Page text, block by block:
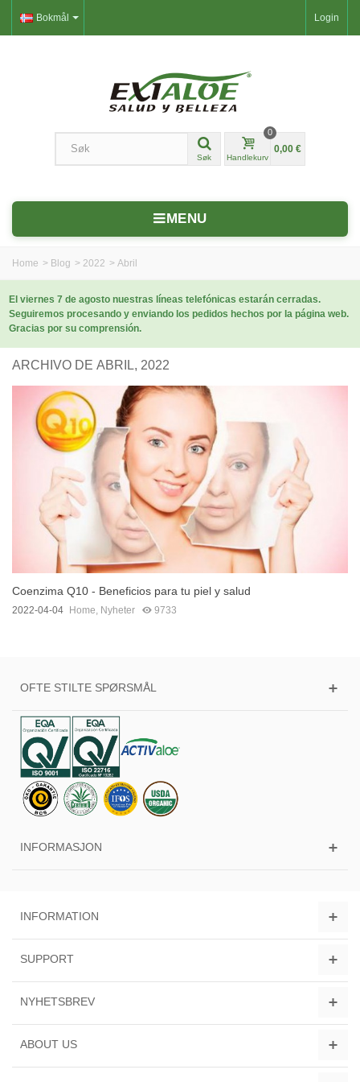
Login
Bokmål
Søk Handlekurv
0
0,00 €
MENU
Home > Blog > 2022 > Abril
El viernes 7 de agosto nuestras líneas telefónicas estarán cerradas.
Seguiremos procesando y enviando los pedidos hechos por la página web.
Gracias por su comprensión.
ARCHIVO DE ABRIL, 2022
Coenzima Q10 - Beneficios para tu piel y salud
2022-04-04 Home, Nyheter 9733
OFTE STILTE SPØRSMÅL
INFORMASJON
INFORMATION
SUPPORT
NYHETSBREV
ABOUT US